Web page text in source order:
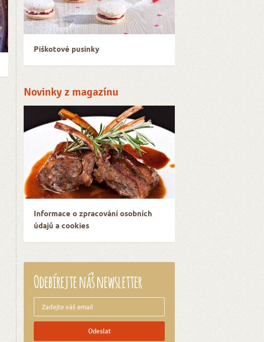
Piškotové pusinky
Novinky z magazínu
Informace o zpracování osobních
údajů a cookies
Odebírejte náš newsletter